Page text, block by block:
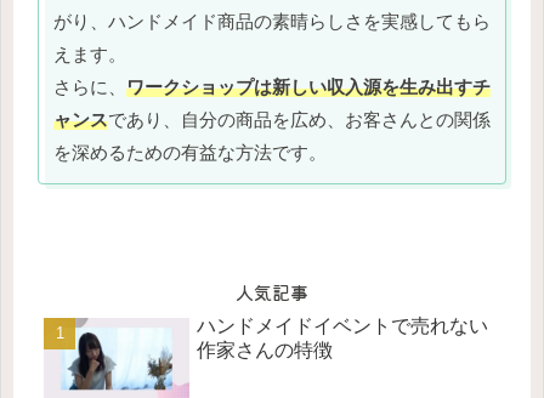
がり、ハンドメイド商品の素晴らしさを実感してもら
えます。
さらに、 ワークショップは新しい収入源を生み出すチ
ャンスであり、自分の商品を広め、お客さんとの関係
を深めるための有益な方法です。
人気記事
ハンドメイドイベントで売れない
作家さんの特徴